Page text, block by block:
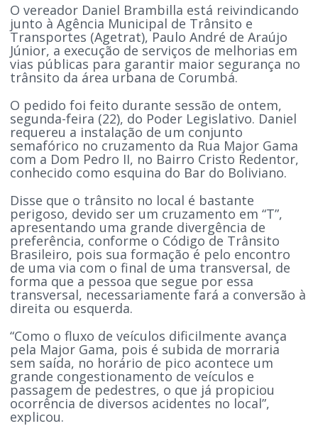
O vereador Daniel Brambilla está reivindicando
junto à Agência Municipal de Trânsito e
Transportes (Agetrat), Paulo André de Araújo
Júnior, a execução de serviços de melhorias em
vias públicas para garantir maior segurança no
trânsito da área urbana de Corumbá.
O pedido foi feito durante sessão de ontem,
segunda-feira (22), do Poder Legislativo. Daniel
requereu a instalação de um conjunto
semafórico no cruzamento da Rua Major Gama
com a Dom Pedro II, no Bairro Cristo Redentor,
conhecido como esquina do Bar do Boliviano.
Disse que o trânsito no local é bastante
perigoso, devido ser um cruzamento em “T”,
apresentando uma grande divergência de
preferência, conforme o Código de Trânsito
Brasileiro, pois sua formação é pelo encontro
de uma via com o final de uma transversal, de
forma que a pessoa que segue por essa
transversal, necessariamente fará a conversão à
direita ou esquerda.
“Como o fluxo de veículos dificilmente avança
pela Major Gama, pois é subida de morraria
sem saída, no horário de pico acontece um
grande congestionamento de veículos e
passagem de pedestres, o que já propiciou
ocorrência de diversos acidentes no local”,
explicou.